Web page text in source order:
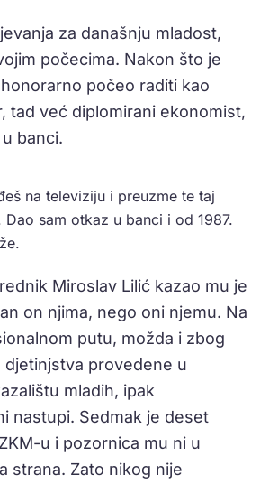
za današnju mladost,
počecima. Nakon što je
počeo raditi kao
tad već diplomirani ekonomist,
banci.
na televiziju i preuzme te taj
sam otkaz u banci i od 1987.
Miroslav Lilić kazao mu je
on njima, nego oni njemu. Na
putu, možda i zbog
djetinjstva provedene u
mladih, ipak
nastupi. Sedmak je deset
u i pozornica mu ni u
strana. Zato nikog nije